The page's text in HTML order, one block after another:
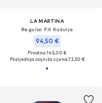
LA MARTINA
Regular Fit Košulja
94,50 €
Prvotno: 145,00 €
Posljednja najniža cijena:73,50 €